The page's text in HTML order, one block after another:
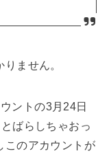
ません。
ントの3月24日
ばらしちゃおっ
このアカウントが